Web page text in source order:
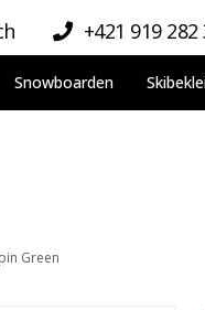
+421 919 282
Snowboarden
Green